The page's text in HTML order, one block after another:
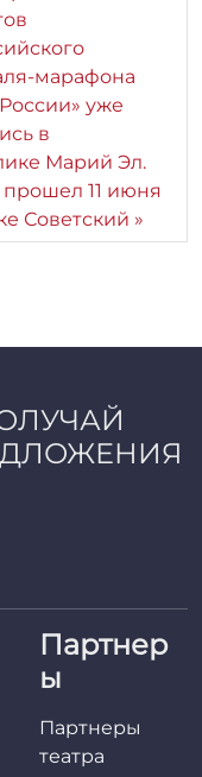
марафона
уже
в
Марий Эл.
11 июня
Советский
Партнер
ы
Партнеры
театра